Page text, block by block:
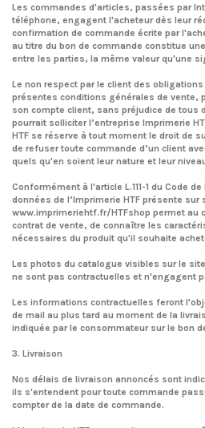
Les commandes d'articles, passées par
téléphone, engagent l'acheteur dès leur
confirmation de commande écrite par
au titre du bon de commande constitue
entre les parties, la même valeur qu'une
Le non respect par le client des
présentes conditions générales de vente,
son compte client, sans préjudice de tous
pourrait solliciter l’entreprise Imprimerie
HTF se réserve à tout moment le droit de
de refuser toute commande d’un client
quels qu'en soient leur nature et leur
Conformément à l'article L.111-1 du Code
données de l’Imprimerie HTF présente sur
www.imprimeriehtf.fr/HTFshop permet au
contrat de vente, de connaître les
nécessaires du produit qu'il souhaite
Les photos du catalogue visibles sur le
ne sont pas contractuelles et n'engagent
Les informations contractuelles feront
de mail au plus tard au moment de la
indiquée par le consommateur sur le bon
3. Livraison
Nos délais de livraison annoncés sont
ils s'entendent pour toute commande
compter de la date de commande.